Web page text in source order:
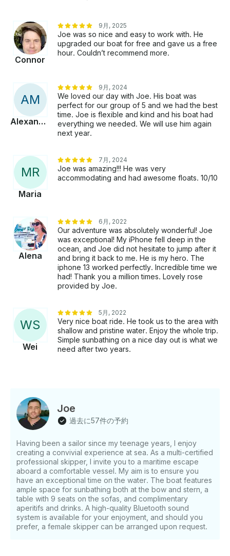
Connor
9月, 2025
Joe was so nice and easy to work with. He
upgraded our boat for free and gave us a free
hour. Couldn’t recommend more.
AM
Alexander
9月, 2024
We loved our day with Joe. His boat was
perfect for our group of 5 and we had the best
time. Joe is flexible and kind and his boat had
everything we needed. We will use him again
next year.
MR
Maria
7月, 2024
Joe was amazing!!! He was very
accommodating and had awesome floats. 10/10
Alena
6月, 2022
Our adventure was absolutely wonderful! Joe
was exceptional! My iPhone fell deep in the
ocean, and Joe did not hesitate to jump after it
and bring it back to me. He is my hero. The
iphone 13 worked perfectly. Incredible time we
had! Thank you a million times. Lovely rose
provided by Joe.
WS
Wei
5月, 2022
Very nice boat ride. He took us to the area with
shallow and pristine water. Enjoy the whole trip.
Simple sunbathing on a nice day out is what we
need after two years.
Joe
過去に57件の予約
Having been a sailor since my teenage years, I enjoy
creating a convivial experience at sea. As a multi-certified
professional skipper, I invite you to a maritime escape
aboard a comfortable vessel. My aim is to ensure you
have an exceptional time on the water. The boat features
ample space for sunbathing both at the bow and stern, a
table with 9 seats on the sofas, and complimentary
aperitifs and drinks. A high-quality Bluetooth sound
system is available for your enjoyment, and should you
prefer, a female skipper can be arranged upon request.